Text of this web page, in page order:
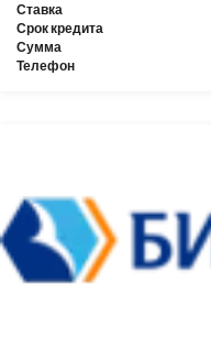
Ставка
Срок кредита
Сумма
Телефон